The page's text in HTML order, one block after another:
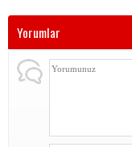
Yorumlar